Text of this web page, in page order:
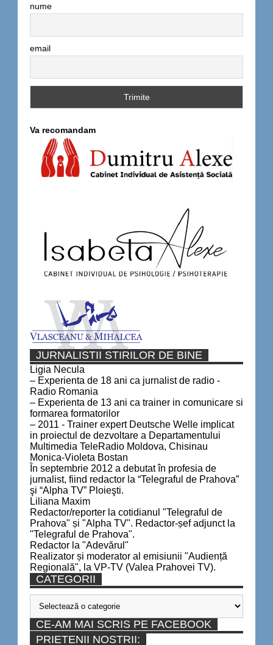
nume
email
Va recomandam
JURNALISTII STIRILOR DE BINE
Ligia Necula
– Experienta de 18 ani ca jurnalist de radio -
Radio Romania
– Experienta de 13 ani ca trainer in comunicare si
formarea formatorilor
– 2011 - Trainer expert Deutsche Welle implicat
in proiectul de dezvoltare a Departamentului
Multimedia TeleRadio Moldova, Chisinau
Monica-Violeta Bostan
În septembrie 2012 a debutat în profesia de
jurnalist, fiind redactor la “Telegraful de Prahova”
şi “Alpha TV” Ploieşti.
Liliana Maxim
Redactor/reporter la cotidianul "Telegraful de
Prahova" și "Alpha TV". Redactor-șef adjunct la
"Telegraful de Prahova".
Redactor la "Adevărul"
Realizator și moderator al emisiunii "Audiență
Regională", la VP-TV (Valea Prahovei TV).
CATEGORII
Categorii
CE-AM MAI SCRIS PE FACEBOOK
PRIETENII NOSTRII: